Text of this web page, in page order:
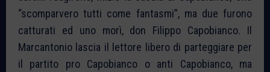
“scomparvero tutti come fantasmi”, ma due furono
catturati ed uno morì, don Filippo Capobianco. Il
Marcantonio lascia il lettore libero di parteggiare per
il partito pro Capobianco o anti Capobianco, ma